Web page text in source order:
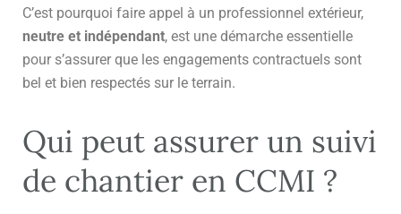
C’est pourquoi faire appel à un professionnel extérieur,
neutre et indépendant, est une démarche essentielle
pour s’assurer que les engagements contractuels sont
bel et bien respectés sur le terrain.
Qui peut assurer un suivi
de chantier en CCMI ?